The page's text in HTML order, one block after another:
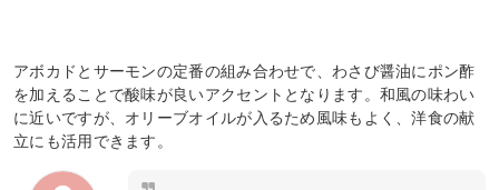
アボカドとサーモンの定番の組み合わせで、わさび醤油にポン酢
を加えることで酸味が良いアクセントとなります。和風の味わい
に近いですが、オリーブオイルが入るため風味もよく、洋食の献
立にも活用できます。